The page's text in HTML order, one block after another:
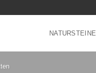
NATURSTEINE